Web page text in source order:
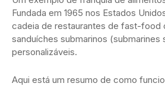
Fundada em 1965 nos Estados
cadeia de restaurantes de fast-food
sanduíches submarinos (submarines
personalizáveis.
Aqui está um resumo de como